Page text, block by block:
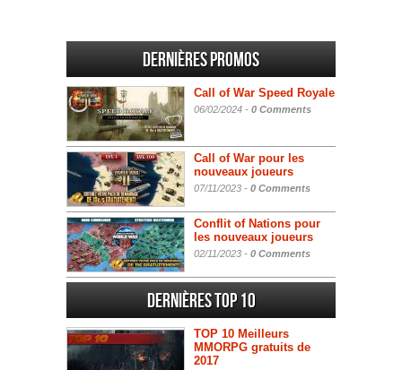
Dernières promos
Call of War Speed Royale
06/02/2024 - 0 Comments
Call of War pour les
nouveaux joueurs
07/11/2023 - 0 Comments
Conflit of Nations pour
les nouveaux joueurs
02/11/2023 - 0 Comments
Dernières Top 10
TOP 10 Meilleurs
MMORPG gratuits de
2017